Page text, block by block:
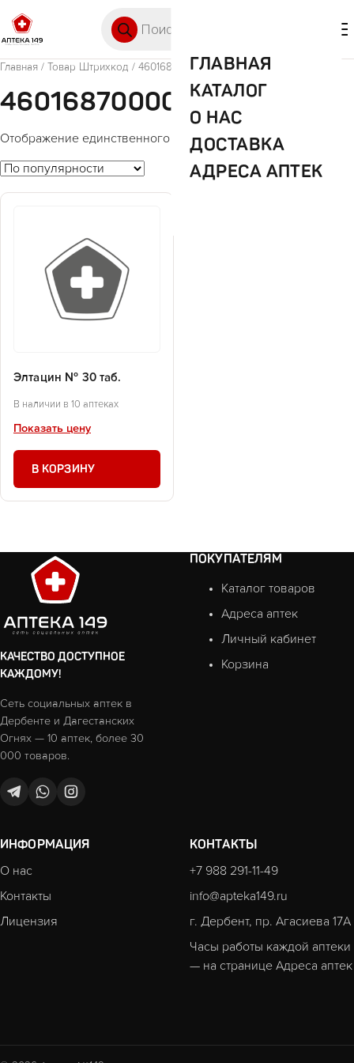
ГЛАВНАЯ
КАТАЛОГ
О НАС
ДОСТАВКА
АДРЕСА АПТЕК
Главная / Товар Штрихкод / 4601687000053
4601687000053
Отображение единственного товара
Элтацин № 30 таб.
В наличии в 10 аптеках
Показать цену
В КОРЗИНУ
КАЧЕСТВО ДОСТУПНОЕ
КАЖДОМУ!
Сеть социальных аптек в
Дербенте и Дагестанских
Огнях — 10 аптек, более 30
000 товаров.
ПОКУПАТЕЛЯМ
Каталог товаров
Адреса аптек
Личный кабинет
Корзина
ИНФОРМАЦИЯ
О нас
Контакты
Лицензия
КОНТАКТЫ
+7 988 291-11-49
info@apteka149.ru
г. Дербент, пр. Агасиева 17А
Часы работы каждой аптеки
— на странице Адреса аптек